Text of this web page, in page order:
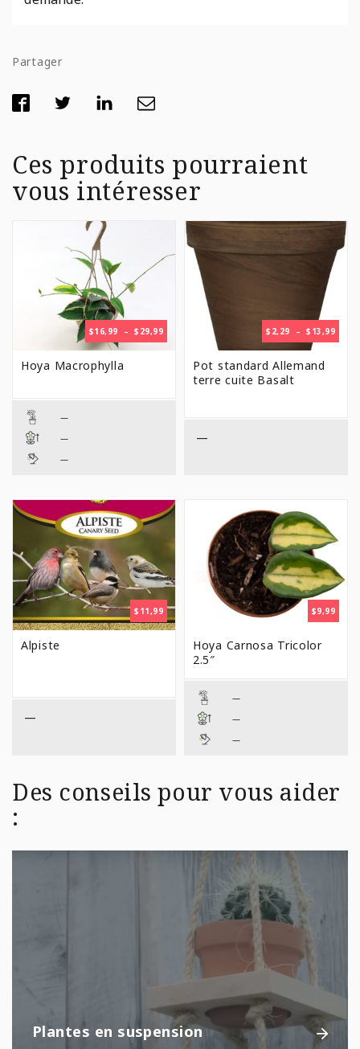
Partager
Ces produits pourraient
vous intéresser
$16,99 – $ 29,99PLAGE
DE
Hoya Macrophylla
—
—
—
$ 2,29 – $ 13,99
DE
Pot standard Allemand
terre cuite Basalt
—
$ 11,99
Alpiste
—
$9,99
Hoya Carnosa Tricolor
2.5″
—
—
—
Des conseils pour vous aider
:
Plantes en suspension